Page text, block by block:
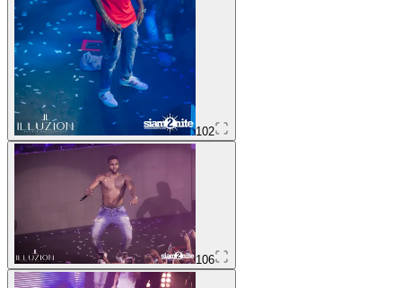
102
106